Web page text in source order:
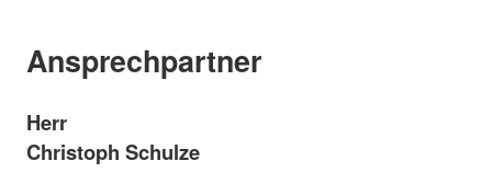
Ansprechpartner
Herr
Christoph Schulze